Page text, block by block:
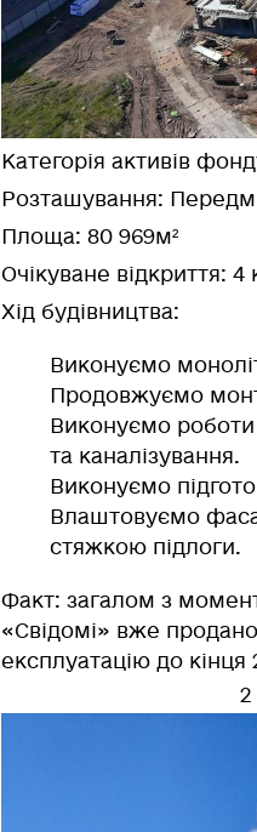
Категорія активів
Розташування:
Площа: 80 969м²
Очікуване відкриття: 4
Хід будівництва:
Виконуємо
Продовжуємо
Виконуємо
та каналізування.
Виконуємо
Влаштовуємо
стяжкою підлоги.
Факт: загалом з
«Свідомі» вже продано
експлуатацію до кінця
2